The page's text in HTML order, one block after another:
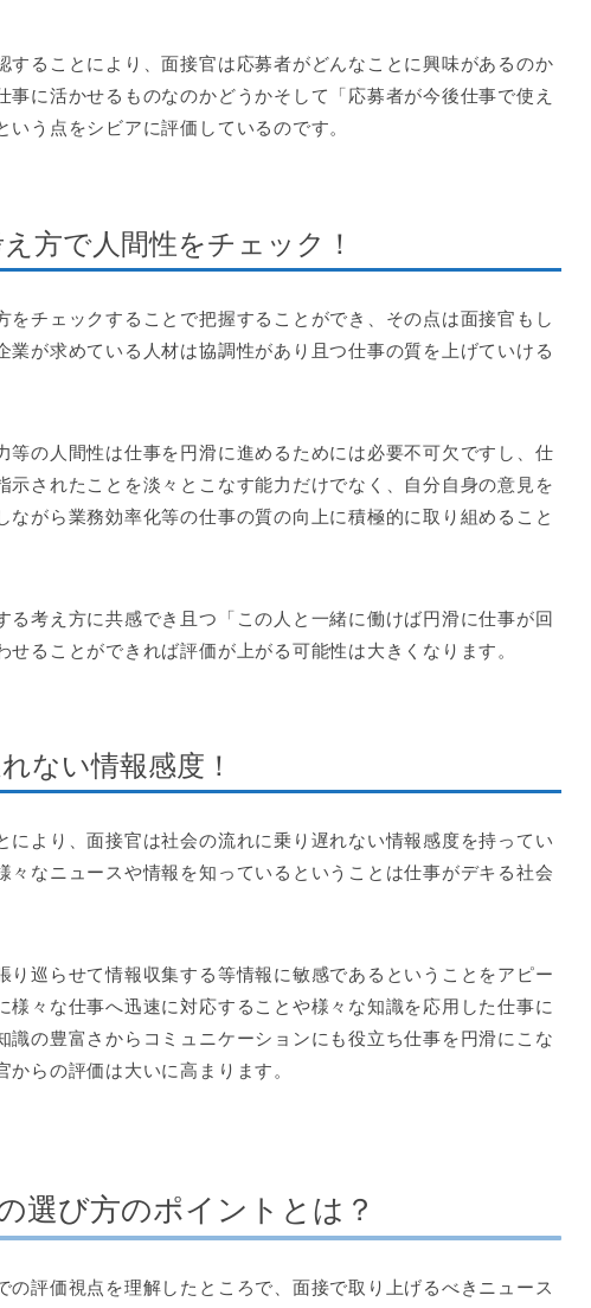
することにより、面接官は応募者がどんなことに興味があるのか
事に活かせるものなのかどうかそして「応募者が今後仕事で使え
う点をシビアに評価しているのです。
方で人間性をチェック！
をチェックすることで把握することができ、その点は面接官もし
業が求めている人材は協調性があり且つ仕事の質を上げていける
等の人間性は仕事を円滑に進めるためには必要不可欠ですし、仕
示されたことを淡々とこなす能力だけでなく、自分自身の意見を
ながら業務効率化等の仕事の質の向上に積極的に取り組めること
る考え方に共感でき且つ「この人と一緒に働けば円滑に仕事が回
せることができれば評価が上がる可能性は大きくなります。
ない情報感度！
により、面接官は社会の流れに乗り遅れない情報感度を持ってい
々なニュースや情報を知っているということは仕事がデキる社会
り巡らせて情報収集する等情報に敏感であるということをアピー
様々な仕事へ迅速に対応することや様々な知識を応用した仕事に
識の豊富さからコミュニケーションにも役立ち仕事を円滑にこな
らの評価は大いに高まります。
選び方のポイントとは？
の評価視点を理解したところで、面接で取り上げるべきニュース